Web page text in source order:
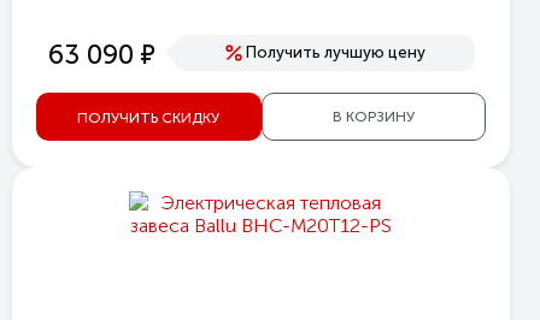
63 090 е Получить лучшую цену
ПОЛУЧИТЬ СКИДКУ В КОРЗИНУ